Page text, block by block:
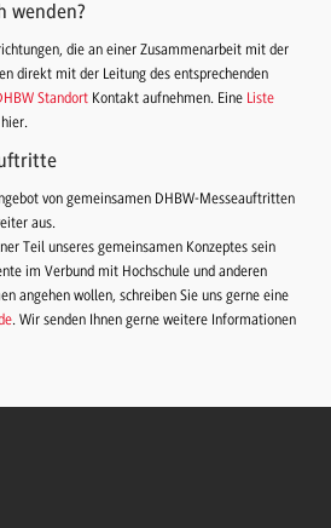
wenden?
die an einer Zusammenarbeit mit der
direkt mit der Leitung des entsprechenden
Standort Kontakt aufnehmen. Eine Liste
von gemeinsamen DHBW-Messeauftritten
aus.
Teil unseres gemeinsamen Konzeptes sein
im Verbund mit Hochschule und anderen
angehen wollen, schreiben Sie uns gerne eine
. Wir senden Ihnen gerne weitere Informationen